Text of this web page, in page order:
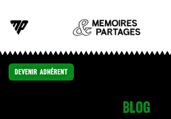
Devenir Adhérent
Blog